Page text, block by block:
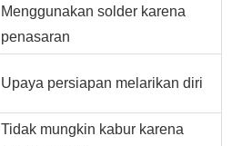
Menggunakan solder karena
penasaran
Upaya persiapan melarikan diri
Tidak mungkin kabur karena